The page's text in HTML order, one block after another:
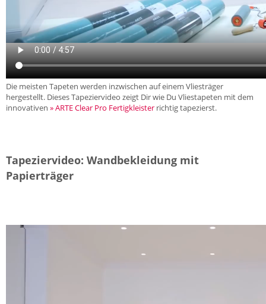
Die meisten Tapeten werden inzwischen auf einem Vliesträger
hergestellt. Dieses Tapeziervideo zeigt Dir wie Du Vliestapeten mit dem
innovativen » ARTE Clear Pro Fertigkleister richtig tapezierst.
Tapeziervideo: Wandbekleidung mit
Papierträger